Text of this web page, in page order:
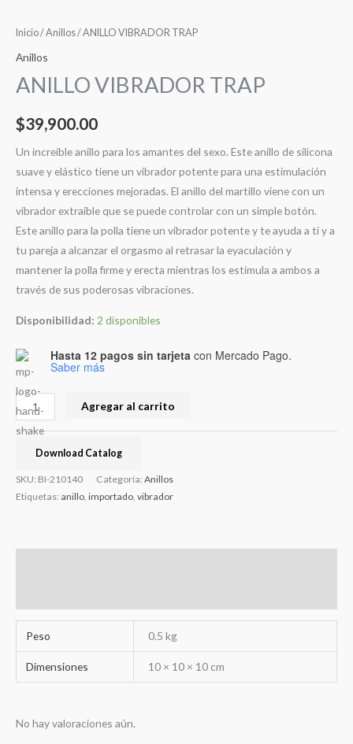
Inicio/Anillos/ ANILLO VIBRADOR TRAP
Anillos
ANILLO VIBRADOR TRAP
$39,900.00
Un increíble anillo para los amantes del sexo. Este anillo de silicona
suave y elástico tiene un vibrador potente para una estimulación
intensa y erecciones mejoradas. El anillo del martillo viene con un
vibrador extraíble que se puede controlar con un simple botón.
Este anillo para la polla tiene un vibrador potente y te ayuda a ti y a
tu pareja a alcanzar el orgasmo al retrasar la eyaculación y
mantener la polla firme y erecta mientras los estimula a ambos a
través de sus poderosas vibraciones.
Disponibilidad: 2 disponibles
Hasta 12 pagos sin tarjeta con Mercado Pago.
Saber más
Agregar al carrito
Download Catalog
SKU: BI-210140 Categoría: Anillos
Etiquetas: anillo, importado, vibrador
Peso 0.5 kg
Dimensiones 10 × 10 × 10 cm
No hay valoraciones aún.